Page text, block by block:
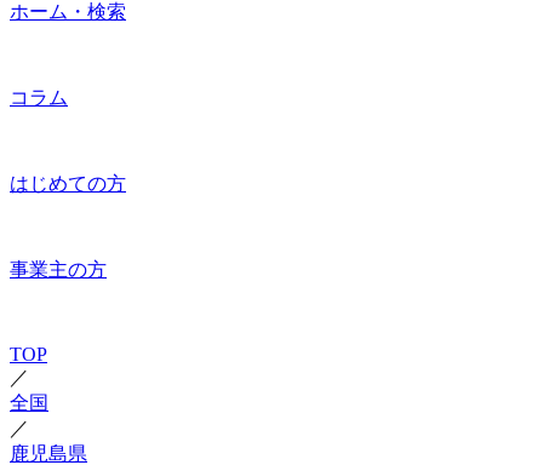
ホーム・検索
コラム
はじめての方
事業主の方
TOP
／
全国
／
鹿児島県